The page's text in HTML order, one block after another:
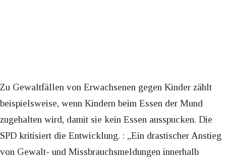
Zu Gewaltfällen von Erwachsenen gegen Kinder zählt
beispielsweise, wenn Kindern beim Essen der Mund
zugehalten wird, damit sie kein Essen ausspucken. Die
SPD kritisiert die Entwicklung. : „Ein drastischer Anstieg
von Gewalt- und Missbrauchsmeldungen innerhalb